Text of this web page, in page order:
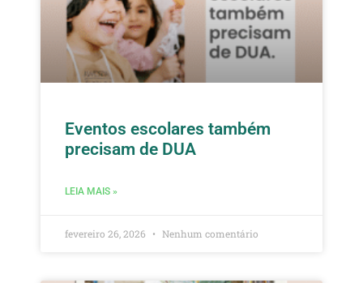
Eventos escolares também
precisam de DUA
LEIA MAIS »
fevereiro 26, 2026 Nenhum comentário